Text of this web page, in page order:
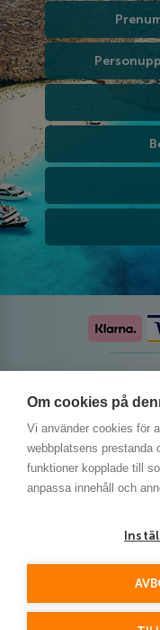
Om cookies på
Vi använder cookies för
webbplatsens prestanda
funktioner kopplade till
anpassa innehåll och
This site is protected by
and